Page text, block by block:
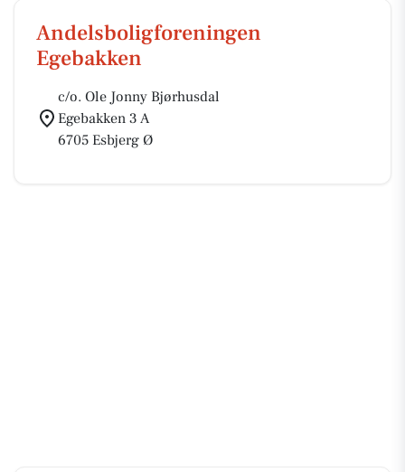
Andelsboligforeningen
Egebakken
c/o. Ole Jonny Bjørhusdal
Egebakken 3 A
6705 Esbjerg Ø